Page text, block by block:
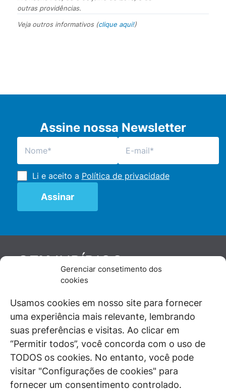
Gerenciar consetimento dos
cookies
Usamos cookies em nosso site para fornecer
uma experiência mais relevante, lembrando
suas preferências e visitas. Ao clicar em
“Permitir todos”, você concorda com o uso de
TODOS os cookies. No entanto, você pode
visitar "Configurações de cookies" para
fornecer um consentimento controlado.
outras providências.
Veja outros informativos (clique aqui!)
Assine nossa Newsletter
Li e aceito a Política de privacidade
GENJURÍDICO
De maneira independente, os autores e
juristas e doutrinadores nacionais, se posicionam
diante de questões relevantes do cotidiano e
universo jurídico.